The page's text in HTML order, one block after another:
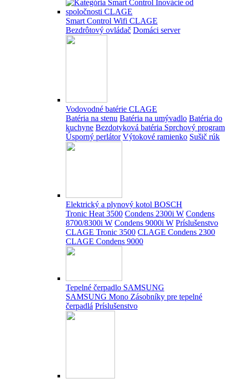
Smart Control Wifi CLAGE
Bezdrôtový ovládač Domáci server
Vodovodné batérie CLAGE
Batéria na stenu Batéria na umývadlo Batéria do
kuchyne Bezdotyková batéria Sprchový program
Úsporný perlátor Výtokové ramienko Sušič rúk
Elektrický a plynový kotol BOSCH
Tronic Heat 3500 Condens 2300i W Condens
8700/8300i W Condens 9000i W Príslušenstvo
CLAGE Tronic 3500 CLAGE Condens 2300
CLAGE Condens 9000
Tepelné čerpadlo SAMSUNG
SAMSUNG Mono Zásobníky pre tepelné
čerpadlá Príslušenstvo